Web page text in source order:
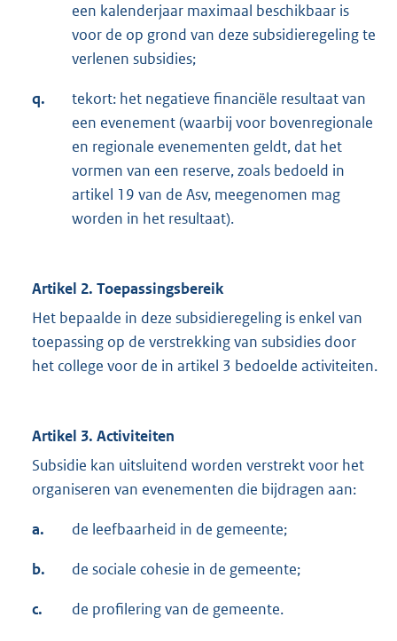
een kalenderjaar maximaal beschikbaar is
voor de op grond van deze subsidieregeling te
verlenen subsidies;
q.
tekort: het negatieve financiële resultaat van
een evenement (waarbij voor bovenregionale
en regionale evenementen geldt, dat het
vormen van een reserve, zoals bedoeld in
artikel 19 van de Asv, meegenomen mag
worden in het resultaat).
Artikel 2. Toepassingsbereik
Het bepaalde in deze subsidieregeling is enkel van
toepassing op de verstrekking van subsidies door
het college voor de in artikel 3 bedoelde activiteiten.
Artikel 3. Activiteiten
Subsidie kan uitsluitend worden verstrekt voor het
organiseren van evenementen die bijdragen aan:
a. de leefbaarheid in de gemeente;
b. de sociale cohesie in de gemeente;
c. de profilering van de gemeente.